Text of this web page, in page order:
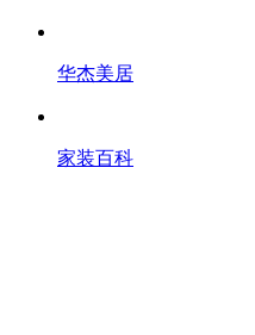
华杰美居
家装百科